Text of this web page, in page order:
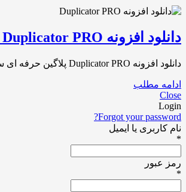
دانلود افزونه Duplicator PRO ساخت بسته نصب آسان وردپرس نسخه ۴.۵.۱۲
دانلود افزونه Duplicator PRO پلاگین حرفه ای ساخت بسته نصب آسان وردپرس Duplicator PRO 4.5.12 در تاریخ [1402/04/20] به آخرین نسخه [4.5.12] بروزرسانی شد آیا میخواهید[…]
ادامه مطلب
Close
Login
Forgot your password?
نام کاربری یا ایمیل
*
رمز عبور
*